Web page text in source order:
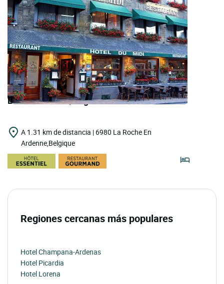
LOGIS HOTELS | Logis Hôtel du Midi
A 1.31 km de distancia | 6980 La Roche En
Ardenne,Belgique
Regiones cercanas más populares
Hotel Champana-Ardenas
Hotel Picardia
Hotel Lorena